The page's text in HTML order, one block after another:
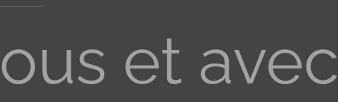
et avec